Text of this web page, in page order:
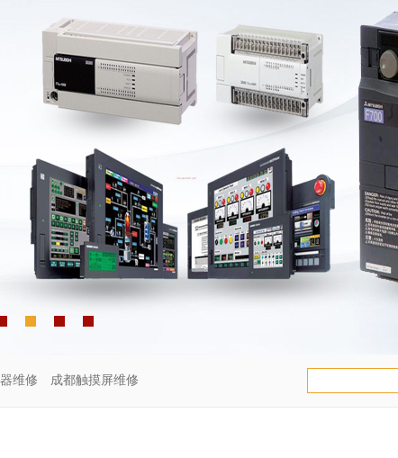
维修 成都触摸屏维修